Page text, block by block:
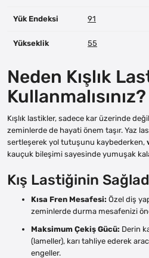
Yük Endeksi 91
Yükseklik 55
Neden Kışlık
Kullanmalısınız?
Kışlık lastikler, sadece kar üzerinde
zeminlerde de hayati önem taşır. Yaz
sertleşerek yol tutuşunu kaybederken,
kauçuk bileşimi sayesinde yumuşak
Kış Lastiğinin
Kısa Fren Mesafesi: Özel diş
zeminlerde durma mesafenizi
Maksimum Çekiş Gücü: Derin
(lameller), karı tahliye ederek
engeller.